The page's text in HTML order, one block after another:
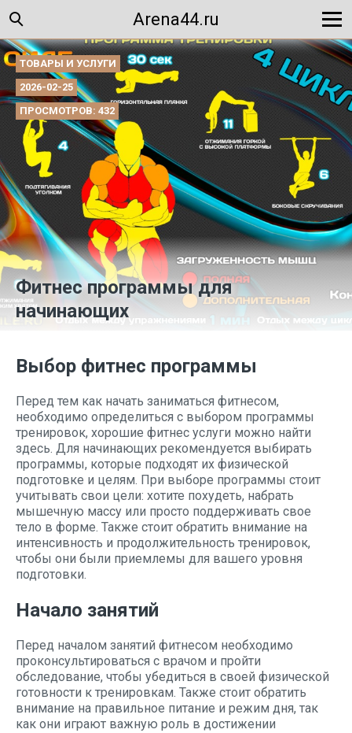
Arena44.ru
ТОВАРЫ И УСЛУГИ
2026-02-25
ПРОСМОТРОВ: 432
Фитнес программы для
начинающих
Выбор фитнес программы
Перед тем как начать заниматься фитнесом,
необходимо определиться с выбором программы
тренировок, хорошие фитнес услуги можно найти
здесь. Для начинающих рекомендуется выбирать
программы, которые подходят их физической
подготовке и целям. При выборе программы стоит
учитывать свои цели: хотите похудеть, набрать
мышечную массу или просто поддерживать свое
тело в форме. Также стоит обратить внимание на
интенсивность и продолжительность тренировок,
чтобы они были приемлемы для вашего уровня
подготовки.
Начало занятий
Перед началом занятий фитнесом необходимо
проконсультироваться с врачом и пройти
обследование, чтобы убедиться в своей физической
готовности к тренировкам. Также стоит обратить
внимание на правильное питание и режим дня, так
как они играют важную роль в достижении